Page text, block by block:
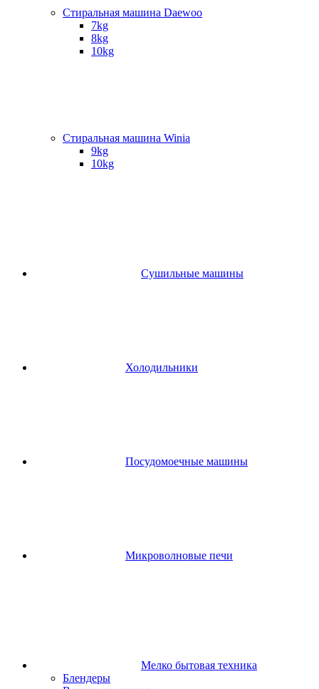
Стиральная машина Daewoo
7kg
8kg
10kg
Стиральная машина Winia
9kg
10kg
Сушильные машины
Холодильники
Посудомоечные машины
Микроволновые печи
Мелко бытовая техника
Блендеры